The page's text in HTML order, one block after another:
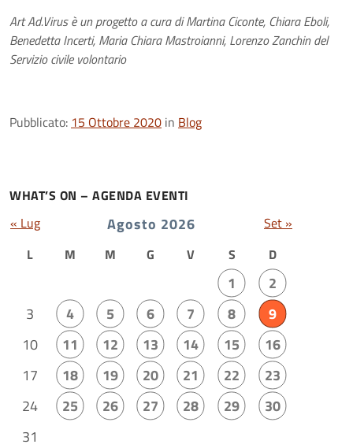
Art Ad.Virus è un progetto a cura di Martina Ciconte, Chiara Eboli,
Benedetta Incerti, Maria Chiara Mastroianni, Lorenzo Zanchin del
Servizio civile volontario
Pubblicato: 15 Ottobre 2020 in Blog
WHAT’S ON – AGENDA EVENTI
Agosto 2026
L M M G V S D
1
2
3
4 5 6 7 8
9
10
11 12 13 14 15
16
17
18 19 20 21 22
23
24
25 26 27 28 29
30
31
« Lug Set »